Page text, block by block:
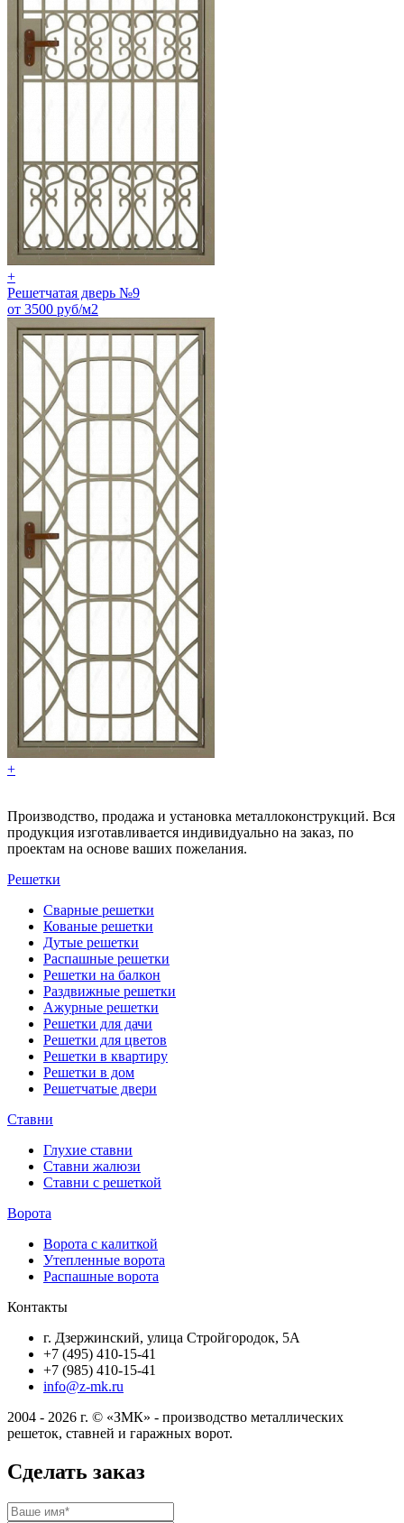
+
Решетчатая дверь №9
от 3500 руб/м2
+
Производство, продажа и установка металлоконструкций. Вся
продукция изготавливается индивидуально на заказ, по
проектам на основе ваших пожелания.
Решетки
Сварные решетки
Кованые решетки
Дутые решетки
Распашные решетки
Решетки на балкон
Раздвижные решетки
Ажурные решетки
Решетки для дачи
Решетки для цветов
Решетки в квартиру
Решетки в дом
Решетчатые двери
Ставни
Глухие ставни
Ставни жалюзи
Ставни с решеткой
Ворота
Ворота с калиткой
Утепленные ворота
Распашные ворота
Контакты
г. Дзержинский, улица Стройгородок, 5А
+7 (495) 410-15-41
+7 (985) 410-15-41
info@z-mk.ru
2004 - 2026 г. © «ЗМК» - производство металлических
решеток, ставней и гаражных ворот.
Сделать заказ